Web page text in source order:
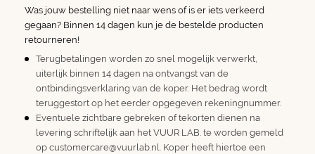
Was jouw bestelling niet naar wens of is er iets verkeerd
gegaan? Binnen 14 dagen kun je de bestelde producten
retourneren!
Terugbetalingen worden zo snel mogelijk verwerkt,
uiterlijk binnen 14 dagen na ontvangst van de
ontbindingsverklaring van de koper. Het bedrag wordt
teruggestort op het eerder opgegeven rekeningnummer.
Eventuele zichtbare gebreken of tekorten dienen na
levering schriftelijk aan het VUUR LAB. te worden gemeld
op customercare@vuurlab.nl. Koper heeft hiertoe een